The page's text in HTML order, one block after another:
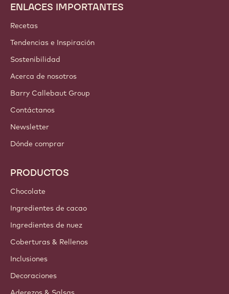
Footer
Callebaut
ENLACES IMPORTANTES
Recetas
Tendencias e Inspiración
Sostenibilidad
Acerca de nosotros
Barry Callebaut Group
Contáctanos
Newsletter
Dónde comprar
PRODUCTOS
Chocolate
Ingredientes de cacao
Ingredientes de nuez
Coberturas & Rellenos
Inclusiones
Decoraciones